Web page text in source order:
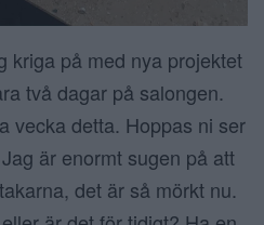
kriga på med nya projektet
två dagar på salongen.
vecka detta. Hoppas ni ser
är enormt sugen på att
det är så mörkt nu.